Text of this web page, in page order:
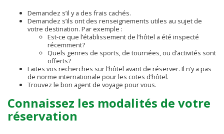
Demandez s’il y a des frais cachés.
Demandez s’ils ont des renseignements utiles au sujet de
votre destination. Par exemple :
Est-ce que l’établissement de l’hôtel a été inspecté
récemment?
Quels genres de sports, de tournées, ou d’activités sont
offerts?
Faites vos recherches sur l’hôtel avant de réserver. Il n’y a pas
de norme internationale pour les cotes d’hôtel.
Trouvez le bon agent de voyage pour vous.
Connaissez les modalités de votre
réservation